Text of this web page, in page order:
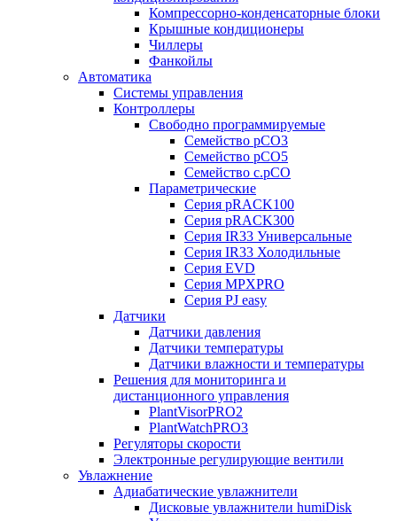
Компрессорно-конденсаторные блоки
Крышные кондиционеры
Чиллеры
Фанкойлы
Автоматика
Системы управления
Контроллеры
Свободно программируемые
Семейство pCO3
Семейство pCO5
Семейство c.pCO
Параметрические
Серия pRACK100
Серия pRACK300
Серия IR33 Универсальные
Серия IR33 Холодильные
Серия EVD
Серия MPXPRO
Серия PJ easy
Датчики
Датчики давления
Датчики температуры
Датчики влажности и температуры
Решения для мониторинга и
дистанционного управления
PlantVisorPRO2
PlantWatchPRO3
Регуляторы скорости
Электронные регулирующие вентили
Увлажнение
Адиабатические увлажнители
Дисковые увлажнители humiDisk